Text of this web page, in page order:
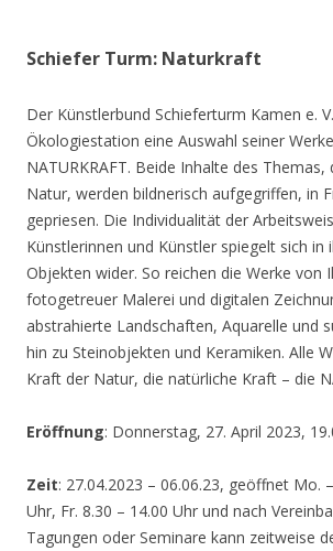
Schiefer Turm: Naturkraft
Der Künstlerbund Schieferturm Kamen e.
Ökologiestation eine Auswahl seiner
NATURKRAFT. Beide Inhalte des
Natur, werden bildnerisch aufgegriffen, in
gepriesen. Die Individualität der
Künstlerinnen und Künstler spiegelt sich in
Objekten wider. So reichen die Werke von
fotogetreuer Malerei und digitalen
abstrahierte Landschaften, Aquarelle und
hin zu Steinobjekten und Keramiken. Alle
Kraft der Natur, die natürliche Kraft – die
Eröffnung: Donnerstag, 27. April 2023,
Zeit: 27.04.2023 – 06.06.23, geöffnet Mo.
Uhr, Fr. 8.30 – 14.00 Uhr und nach
Tagungen oder Seminare kann zeitweise